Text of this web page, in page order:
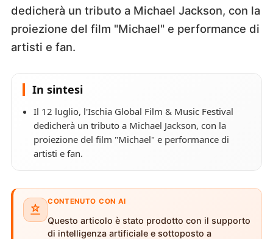
dedicherà un tributo a Michael Jackson, con la
proiezione del film "Michael" e performance di
artisti e fan.
In sintesi
Il 12 luglio, l'Ischia Global Film & Music Festival
dedicherà un tributo a Michael Jackson, con la
proiezione del film "Michael" e performance di
artisti e fan.
CONTENUTO CON AI
Questo articolo è stato prodotto con il supporto
di intelligenza artificiale e sottoposto a